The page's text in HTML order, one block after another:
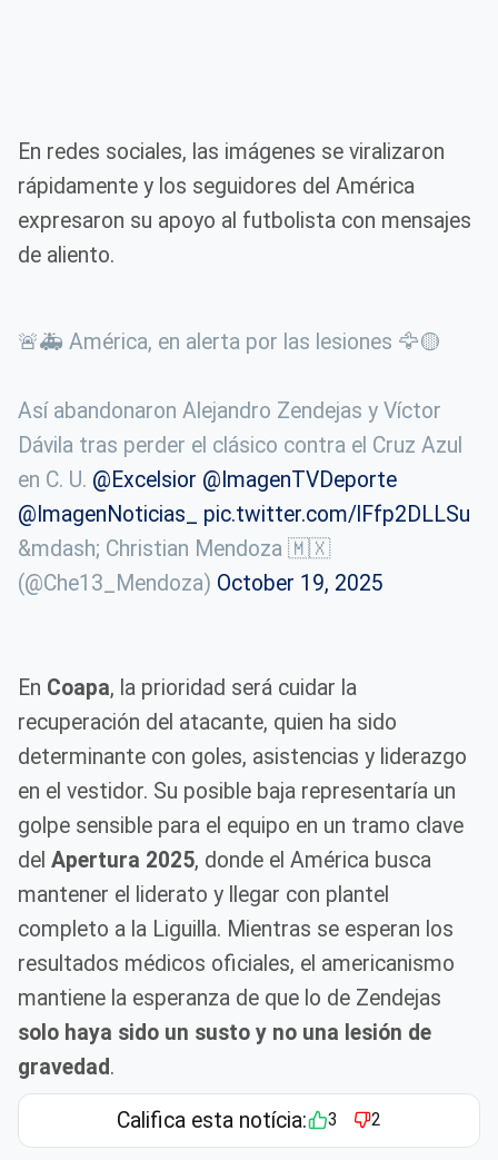
En redes sociales, las imágenes se viralizaron
rápidamente y los seguidores del América
expresaron su apoyo al futbolista con mensajes
de aliento.
🚨🚑 América, en alerta por las lesiones 🦅🟡
Así abandonaron Alejandro Zendejas y Víctor
Dávila tras perder el clásico contra el Cruz Azul
en C. U. @Excelsior @ImagenTVDeporte
@ImagenNoticias_
pic.twitter.com/lFfp2DLLSu
&mdash; Christian Mendoza 🇲🇽
(@Che13_Mendoza) October 19, 2025
En Coapa, la prioridad será cuidar la
recuperación del atacante, quien ha sido
determinante con goles, asistencias y liderazgo
en el vestidor. Su posible baja representaría un
golpe sensible para el equipo en un tramo clave
del Apertura 2025, donde el América busca
mantener el liderato y llegar con plantel
completo a la Liguilla. Mientras se esperan los
resultados médicos oficiales, el americanismo
mantiene la esperanza de que lo de Zendejas
solo haya sido un susto y no una lesión de
gravedad.
Califica esta notícia: 3 2